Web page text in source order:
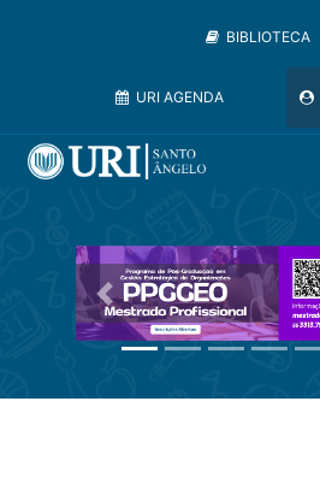
BIBLIOTECA
URI AGENDA
Anterior